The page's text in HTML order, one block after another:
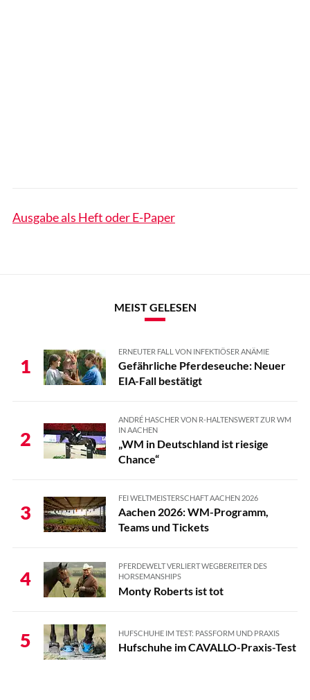
Ausgabe als Heft oder E-Paper
MEIST GELESEN
1
ERNEUTER FALL VON INFEKTIÖSER ANÄMIE
Gefährliche Pferdeseuche: Neuer
EIA-Fall bestätigt
2
ANDRÉ HASCHER VON R-HALTENSWERT ZUR WM
IN AACHEN
„WM in Deutschland ist riesige
Chance“
3
FEI WELTMEISTERSCHAFT AACHEN 2026
Aachen 2026: WM-Programm,
Teams und Tickets
4
PFERDEWELT VERLIERT WEGBEREITER DES
HORSEMANSHIPS
Monty Roberts ist tot
5 HUFSCHUHE IM TEST: PASSFORM UND PRAXIS
Hufschuhe im CAVALLO-Praxis-Test